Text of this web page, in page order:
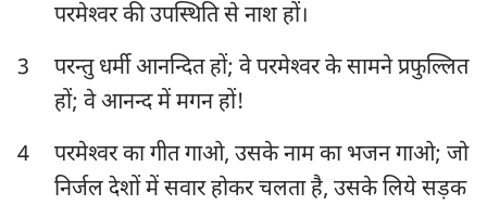
विलापगीत यहेजकेल
दानिय्येल होशे
ओबद्याह
परमेश्‍वर की उपस्थिति से नाश हों।
3
परन्तु धर्मी आनन्दित हों; वे परमेश्‍वर के सामने प्रफुल्लित
हों; वे आनन्द में मगन हों!
4
परमेश्‍वर का गीत गाओ, उसके नाम का भजन गाओ; जो
निर्जल देशों में सवार होकर चलता है, उसके लिये सड़क